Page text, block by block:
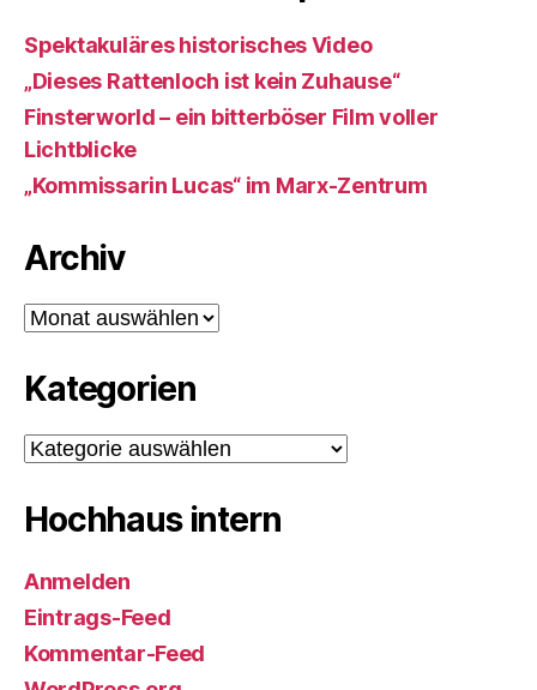
Spektakuläres historisches Video
„Dieses Rattenloch ist kein Zuhause“
Finsterworld – ein bitterböser Film voller
Lichtblicke
„Kommissarin Lucas“ im Marx-Zentrum
Archiv
Archiv
Kategorien
Kategorien
Hochhaus intern
Anmelden
Eintrags-Feed
Kommentar-Feed